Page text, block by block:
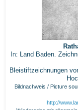
In: Land Baden.
Bleistiftzeichnungen
Bildnachweis / Picture
http://